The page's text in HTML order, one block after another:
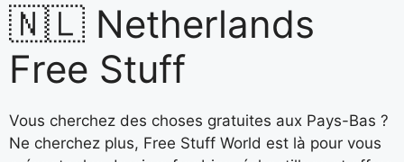
🇳🇱 Netherlands
Free Stuff
Vous cherchez des choses gratuites aux Pays-Bas ?
Ne cherchez plus, Free Stuff World est là pour vous